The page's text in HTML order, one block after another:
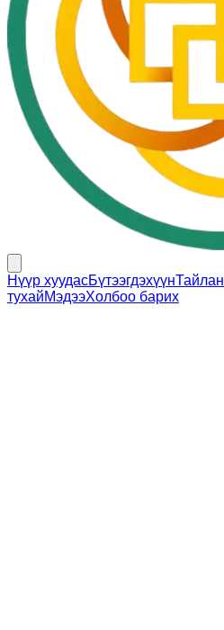
Нүүр хуудасБүтээгдэхүүнТайлан
тухайМэдээХолбоо барих